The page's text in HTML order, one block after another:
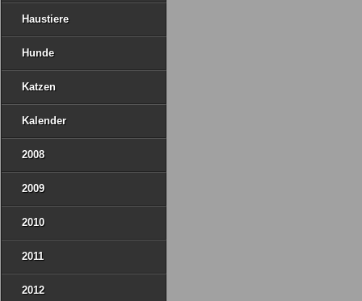
Haustiere
Hunde
Katzen
Kalender
2008
2009
2010
2011
2012